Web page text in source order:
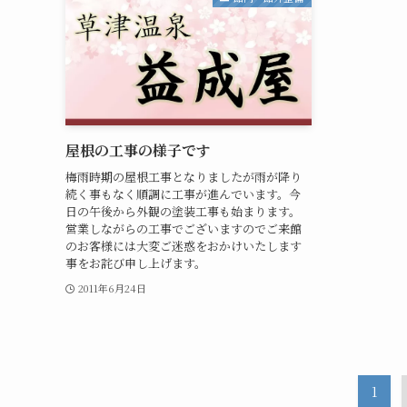
屋根の工事の様子です
梅雨時期の屋根工事となりましたが雨が降り
続く事もなく順調に工事が進んでいます。今
日の午後から外観の塗装工事も始まります。
営業しながらの工事でございますのでご来館
のお客様には大変ご迷惑をおかけいたします
事をお詫び申し上げます。
2011年6月24日
1